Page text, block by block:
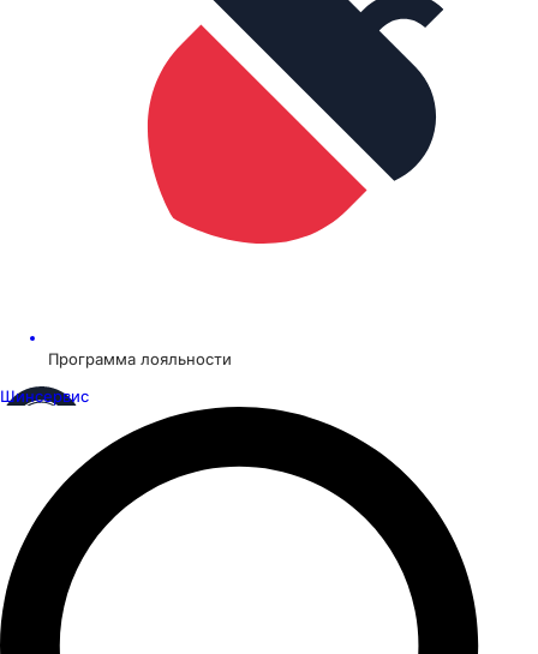
Программа лояльности
Шинсервис